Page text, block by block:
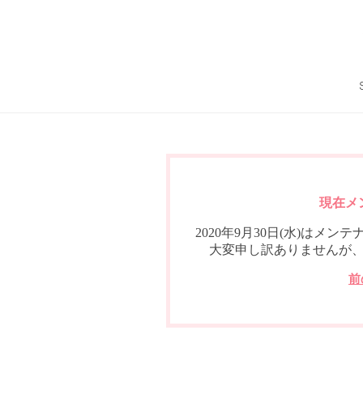
現在メ
2020年9月30日(水)はメンテ
大変申し訳ありませんが
前